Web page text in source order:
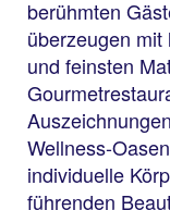
berühmten
überzeugen
und feinsten
Wellness-
individuelle
führenden